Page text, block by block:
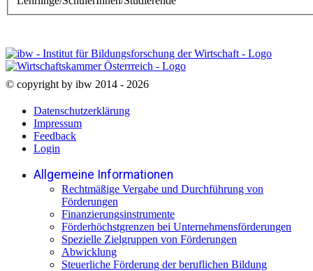
© copyright by ibw 2014 - 2026
Datenschutzerklärung
Impressum
Feedback
Login
Allgemeine Informationen
Rechtmäßige Vergabe und Durchführung von
Förderungen
Finanzierungsinstrumente
Förderhöchstgrenzen bei Unternehmensförderungen
Spezielle Zielgruppen von Förderungen
Abwicklung
Steuerliche Förderung der beruflichen Bildung